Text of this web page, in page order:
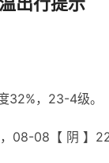
32%，23-4级。
08-08【 阴